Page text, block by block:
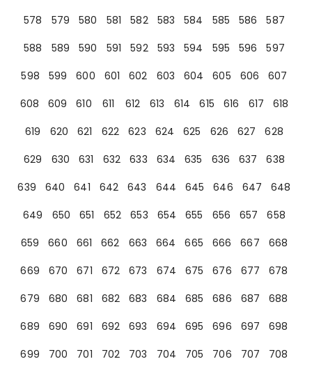
578
579 580 581 582 583 584 585 586
587
588
589 590 591 592 593 594 595 596
597
598
599 600 601 602 603 604 605 606
607
608
609 610 611 612 613 614 615 616 617
618
619
620 621 622 623 624 625 626 627
628
629
630 631 632 633 634 635 636 637
638
639
640 641 642 643 644 645 646 647
648
649
650 651 652 653 654 655 656 657
658
659
660 661 662 663 664 665 666 667
668
669
670 671 672 673 674 675 676 677
678
679
680 681 682 683 684 685 686 687
688
689
690 691 692 693 694 695 696 697
698
699
700 701 702 703 704 705 706 707
708